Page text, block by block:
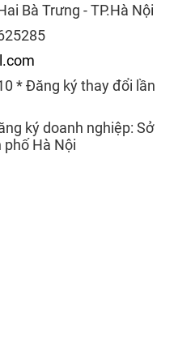
Bà Trưng - TP.Hà Nội
* Đăng ký thay đổi lần
ký doanh nghiệp: Sở
phố Hà Nội